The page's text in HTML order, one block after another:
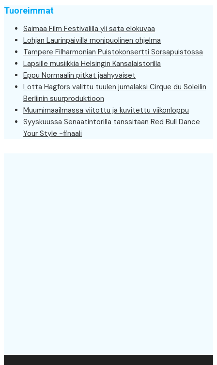
Tuoreimmat
Saimaa Film Festivalilla yli sata elokuvaa
Lohjan Laurinpäivillä monipuolinen ohjelma
Tampere Filharmonian Puistokonsertti Sorsapuistossa
Lapsille musiikkia Helsingin Kansalaistorilla
Eppu Normaalin pitkät jäähyväiset
Lotta Hagfors valittu tuulen jumalaksi Cirque du Soleilin
Berliinin suurproduktioon
Muumimaailmassa viitottu ja kuvitettu viikonloppu
Syyskuussa Senaatintorilla tanssitaan Red Bull Dance
Your Style -finaali